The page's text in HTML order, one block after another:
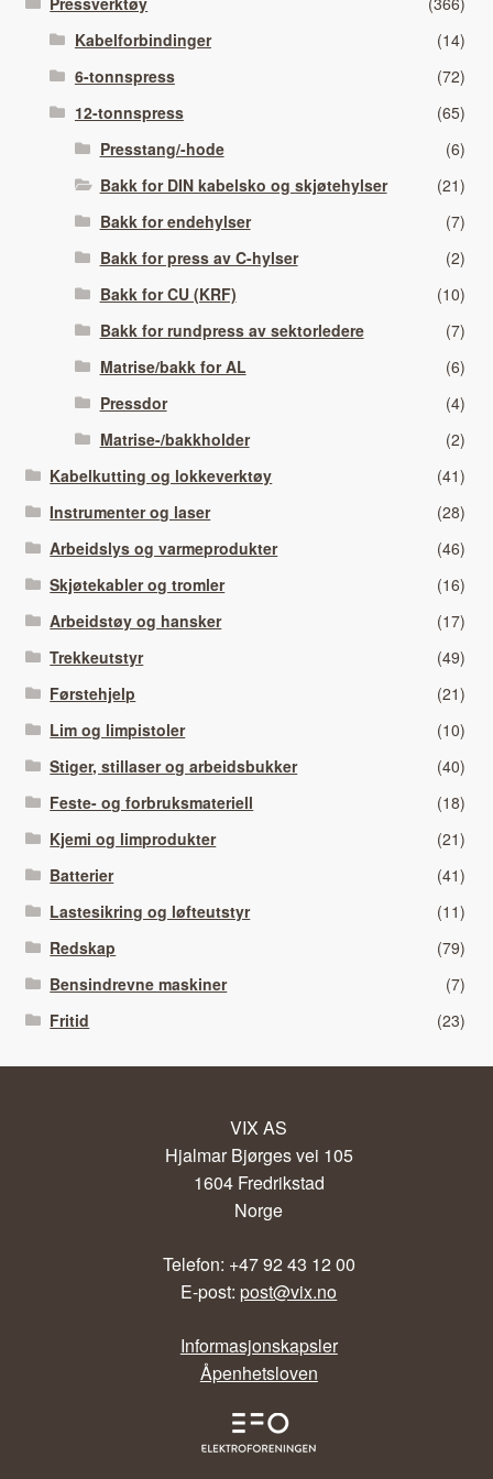
Kabelforbindinger
(14)
6-tonnspress
(72)
12-tonnspress
(65)
Presstang/-hode
(6)
Bakk for DIN kabelsko og skjøtehylser
(21)
Bakk for endehylser
(7)
Bakk for press av C-hylser
(2)
Bakk for CU (KRF)
(10)
Bakk for rundpress av sektorledere
(7)
Matrise/bakk for AL
(6)
Pressdor
(4)
Matrise-/bakkholder
(2)
Kabelkutting og lokkeverktøy
(41)
Instrumenter og laser
(28)
Arbeidslys og varmeprodukter
(46)
Skjøtekabler og tromler
(16)
Arbeidstøy og hansker
(17)
Trekkeutstyr
(49)
Førstehjelp
(21)
Lim og limpistoler
(10)
Stiger, stillaser og arbeidsbukker
(40)
Feste- og forbruksmateriell
(18)
Kjemi og limprodukter
(21)
Batterier
(41)
Lastesikring og løfteutstyr
(11)
Redskap
(79)
Bensindrevne maskiner
(7)
Fritid
(23)
VIX AS
Hjalmar Bjørges vei 105
1604 Fredrikstad
Norge
Telefon: +47 92 43 12 00
E-post:post@vix.no
Informasjonskapsler
Åpenhetsloven